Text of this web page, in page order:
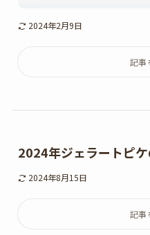
2024年2月9日
2024年ジェラートピ
2024年8月15日